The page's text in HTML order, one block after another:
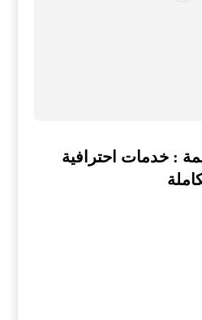
: خدمات احترافية